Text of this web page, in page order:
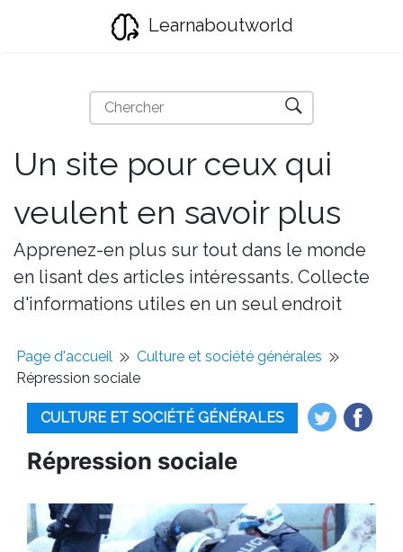
Learnaboutworld
Un site pour ceux qui
veulent en savoir plus
Apprenez-en plus sur tout dans le monde
en lisant des articles intéressants. Collecte
d'informations utiles en un seul endroit
Page d'accueil
Culture et société générales
Répression sociale
CULTURE ET SOCIÉTÉ GÉNÉRALES
Répression sociale